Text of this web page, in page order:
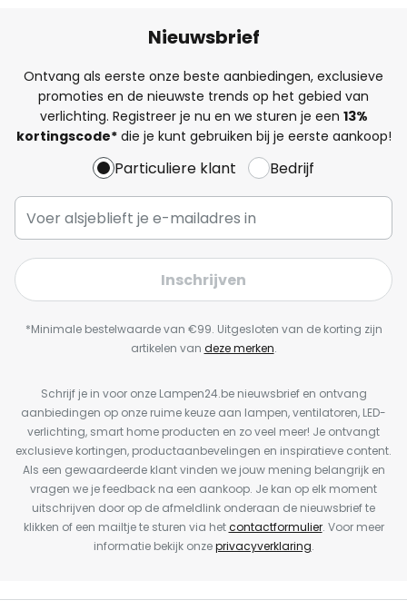
Nieuwsbrief
Ontvang als eerste onze beste aanbiedingen, exclusieve
promoties en de nieuwste trends op het gebied van
verlichting. Registreer je nu en we sturen je een 13%
kortingscode*die je kunt gebruiken bij je eerste aankoop!
Particuliere klant Bedrijf
Inschrijven
*Minimale bestelwaarde van €99. Uitgesloten van de korting zijn
artikelen van deze merken.
Schrijf je in voor onze Lampen24.be nieuwsbrief en ontvang
aanbiedingen op onze ruime keuze aan lampen, ventilatoren, LED-
verlichting, smart home producten en zo veel meer! Je ontvangt
exclusieve kortingen, productaanbevelingen en inspiratieve content.
Als een gewaardeerde klant vinden we jouw mening belangrijk en
vragen we je feedback na een aankoop. Je kan op elk moment
uitschrijven door op de afmeldlink onderaan de nieuwsbrief te
klikken of een mailtje te sturen via hetcontactformulier. Voor meer
informatie bekijk onzeprivacyverklaring.